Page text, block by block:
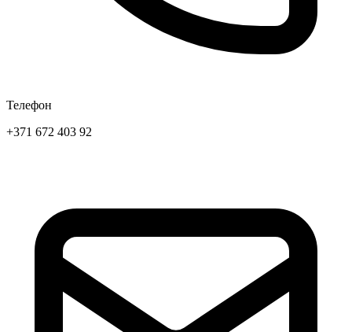
Телефон
+371 672 403 92